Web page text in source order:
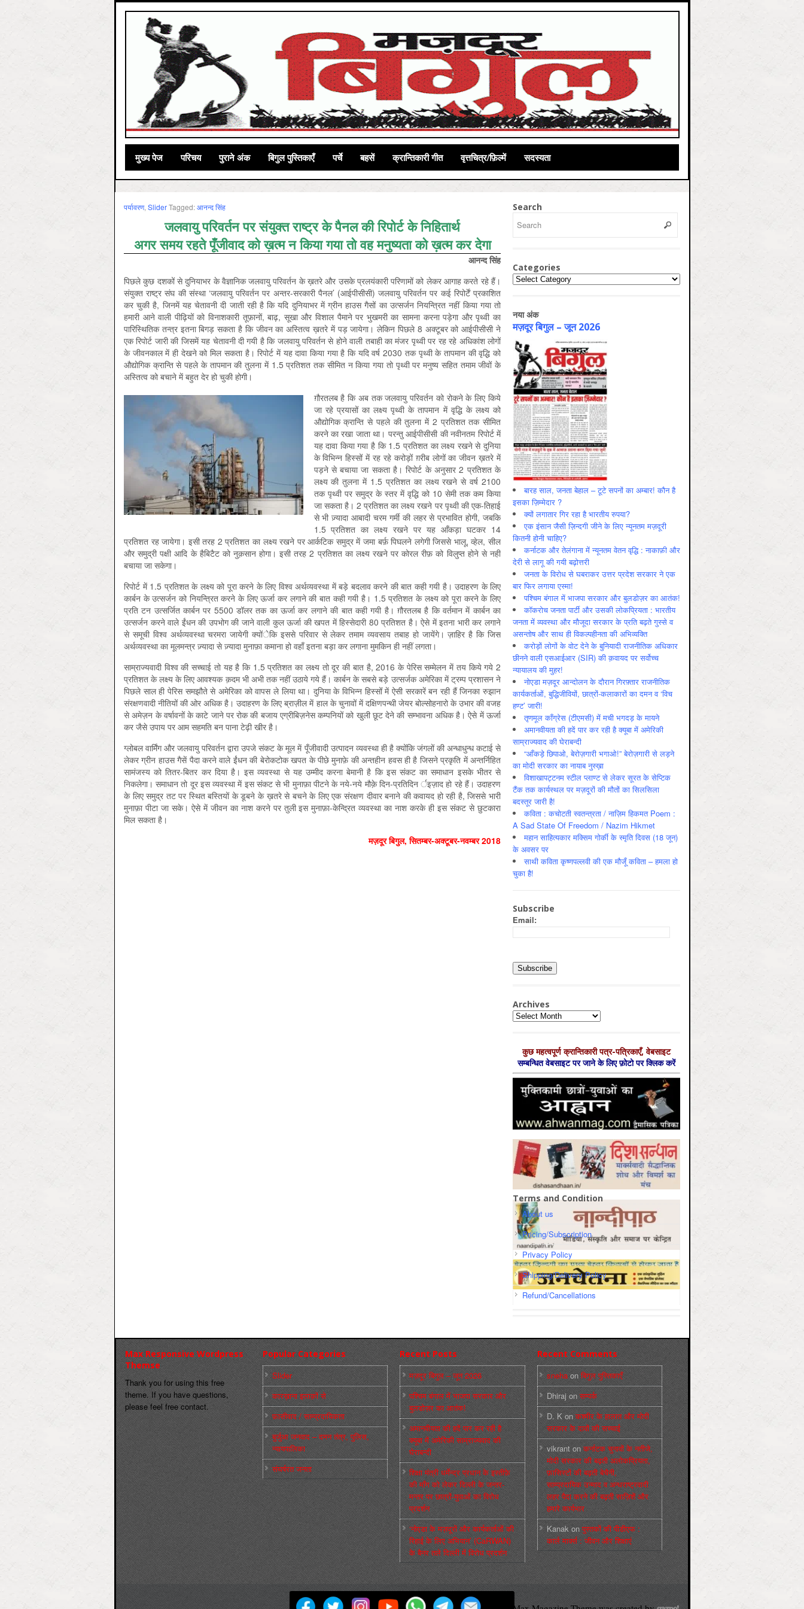
मुख्‍य पेज परिचय पुराने अंक बिगुल पुस्तिकाएँ पर्चे बहसें क्रान्तिकारी गीत वृत्तचित्र/फ़िल्में सदस्यता
पर्यावरण, SliderTagged:आनन्‍द सिंह
जलवायु परिवर्तन पर संयुक्त राष्ट्र के पैनल की रिपोर्ट के निहितार्थ
अगर समय रहते पूँजीवाद को ख़त्म न किया गया तो वह मनुष्यता को ख़त्म कर देगा
आनन्द सिंह
पिछले कुछ दशकों से दुनियाभर के वैज्ञानिक जलवायु परिवर्तन के ख़तरे और उसके प्रलयंकारी परिणामों को लेकर आगाह करते रहे हैं।
संयुक्त राष्ट्र संघ की संस्था ‘जलवायु परिवर्तन पर अन्तर-सरकारी पैनल’ (आईपीसीसी) जलवायु परिवर्तन पर कई रिपोर्टें प्रकाशित
कर चुकी है, जिनमें यह चेतावनी दी जाती रही है कि यदि दुनियाभर में ग्रीन हाउस गैसों का उत्सर्जन नियन्त्रित नहीं किया गया तो
हमारी आने वाली पीढ़ि‍यों को विनाशकारी तूफ़ानों, बाढ़, सूखा और विशाल पैमाने पर भुखमरी का सामना करना पड़ेगा और पृथ्वी का
पारिस्थितिक तन्त्र इतना बिगड़ सकता है कि जीवन का अस्तित्व ख़तरे में पड़ जायेगा। लेकिन पिछले 8 अक्टूबर को आईपीसीसी ने
एक रिपोर्ट जारी की जिसमें यह चेतावनी दी गयी है कि जलवायु परिवर्तन से होने वाली तबाही का मंजर पृथ्वी पर रह रहे अधिकांश लोगों
के जीवनकाल में ही देखने को मिल सकता है। रिपोर्ट में यह दावा किया गया है कि यदि वर्ष 2030 तक पृथ्वी के तापमान की वृद्धि को
औद्योगिक क्रान्ति से पहले के तापमान की तुलना में 1.5 प्रतिशत तक सीमित न किया गया तो पृथ्वी पर मनुष्य सहित तमाम जीवों के
अस्तित्व को बचाने में बहुत देर हो चुकी होगी।
ग़ौरतलब है कि अब तक जलवायु परिवर्तन को रोकने के लिए किये
जा रहे प्रयासों का लक्ष्य पृथ्वी के तापमान में वृद्धि के लक्ष्य को
औद्योगिक क्रान्ति से पहले की तुलना में 2 प्रतिशत तक सीमित
करने का रखा जाता था। परन्तु आईपीसीसी की नवीनतम रिपोर्ट में
यह दावा किया गया है कि 1.5 प्रतिशत का लक्ष्य रखने से दुनिया
के विभिन्न हिस्सों में रह रहे करोड़ों ग़रीब लोगों का जीवन ख़तरे में
पड़ने से बचाया जा सकता है। रिपोर्ट के अनुसार 2 प्रतिशत के
लक्ष्य की तुलना में 1.5 प्रतिशत का लक्ष्य रखने से वर्ष 2100
तक पृथ्वी पर समुद्र के स्तर में वृद्धि को 10 सेमी तक कम किया
जा सकता है। 2 प्रतिशत का लक्ष्य रखने पर पृथ्वी की एक-तिहाई
से भी ज़्यादा आबादी चरम गर्मी की लहर से प्रभावित होगी, जबकि
1.5 प्रतिशत का लक्ष्य रखने पर यह आँकड़ा घटकर 14
प्रतिशत रह जायेगा। इसी तरह 2 प्रतिशत का लक्ष्य रखने पर आर्कटिक समुद्र में जमा बर्फ़ पिघलने लगेगी जिससे भालू, व्हेल, सील
और समुद्री पक्षी आदि के हैबिटैट को नुक़सान होगा। इसी तरह 2 प्रतिशत का लक्ष्य रखने पर कोरल रीफ़ को विलुप्त होने से नहीं
बचाया जा सकेगा।
रिपोर्ट में 1.5 प्रतिशत के लक्ष्य को पूरा करने के लिए विश्व अर्थव्यवस्था में बड़े बदलाव करने की बात कही गयी है। उदाहरण के लिए
कार्बन के उत्सर्जन को नियन्त्रि‍त करने के लिए ऊर्जा कर लगाने की बात कही गयी है। 1.5 प्रतिशत के लक्ष्य को पूरा करने के लिए
प्रति टन उत्सर्जित कार्बन पर 5500 डॉलर तक का ऊर्जा कर लगाने की बात कही गयी है। ग़ौरतलब है कि वर्तमान में कार्बन का
उत्सर्जन करने वाले ईंधन की उपभोग की जाने वाली कुल ऊर्जा की खपत में हिस्सेदारी 80 प्रतिशत है। ऐसे में इतना भारी कर लगाने
से समूची विश्व अर्थव्यवस्था चरमरा जायेगी क्योंेकि इससे परिवार से लेकर तमाम व्यवसाय तबाह हो जायेंगे। ज़ाहिर है कि जिस
अर्थव्यवस्था का मूलमन्त्र ज़्यादा से ज़्यादा मुनाफ़ा कमाना हो वहाँ इतना बड़ा कर लगाना मुमकिन ही नहीं लगता।
साम्राज्यवादी विश्व की सच्चाई तो यह है कि 1.5 प्रतिशत का लक्ष्य तो दूर की बात है, 2016 के पेरिस सम्मेलन में तय किये गये 2
प्रतिशत के लक्ष्य के लिए आवश्यक क़दम भी अभी तक नहीं उठाये गये हैं। कार्बन के सबसे बड़े उत्सर्जक अमेरिका में ट्रम्प प्रशासन ने
पिछले साल ही पेरिस समझौते से अमेरिका को वापस ले लिया था। दुनिया के विभिन्न हिस्सोंं में ऐसी सरकारें बन रही हैं जिनका रुझान
संरक्षणवादी नीतियों की ओर अधिक है। उदाहरण के लिए ब्राज़ील में हाल के चुनावों में दक्षिणपन्थी जेयर बोल्सोहनारो के उभार की वजह
से अमेज़न के वर्षावनों के काटे जाने पर रोक की बजाय एग्रीबिज़नेस कम्पनियों को खुली छूट देने की सम्भावना अधिक है। ऐसे में ऊर्जा
कर जैसे उपाय पर आम सहमति बन पाना टेढ़ी खीर है।
ग्लोबल वार्मिंग और जलवायु परिवर्तन द्वारा उपजे संकट के मूल में पूँजीवादी उत्पादन व्यवस्था ही है क्योंकि जंगलों की अन्धाधुन्ध कटाई से
लेकर ग्रीन हाउस गैसें पैदा करने वाले ईंधन की बेरोकटोक खपत के पीछे मुनाफ़े की अन्तहीन हवस ही है जिसने प्रकृति में अन्तर्निहित
सामंजस्य को तितर-बितर कर दिया है। इस व्यवस्था से यह उम्मीद करना बेमानी है कि इस संकट का समाधान इसके भीतर से
निकलेगा। समाधान तो दूर इस व्यवस्था में इस संकट से भी मुनाफ़ा पीटने के नये-नये मौक़े दिन-प्रतिदिन र्इज़ाद हो रहे हैं। उदाहरण
के लिए समुद्र तट पर स्थित बस्तियों के डूबने के ख़तरे से बचने के लिए एक संरक्षण दीवार बनाने की कवायद हो रही है, जिससे भारी
मुनाफ़ा पीटा जा सके। ऐसे में जीवन का नाश करने पर तुली इस मुनाफ़ा-केन्द्रित व्यवस्था का नाश करके ही इस संकट से छुटकारा
मिल सकता है।
मज़दूर बिगुल, सितम्‍बर-अक्‍टूबर-नवम्‍बर 2018
Search
Categories
Categories
नया अंक
मज़दूर बिगुल – जून 2026
बारह साल, जनता बेहाल – टूटे सपनों का अम्बार! कौन है
इसका ज़िम्मेदार ?
क्यों लगातार गिर रहा है भारतीय रुपया?
एक इंसान जैसी ज़िन्दगी जीने के लिए न्यूनतम मज़दूरी
कितनी होनी चाहिए?
कर्नाटक और तेलंगाना में न्यूनतम वेतन वृद्धि : नाकाफ़ी और
देरी से लागू की गयी बढ़ोत्तरी
जनता के विरोध से घबराकर उत्तर प्रदेश सरकार ने एक
बार फिर लगाया एस्मा!
पश्चिम बंगाल में भाजपा सरकार और बुलडोज़र का आतंक!
कॉकरोच जनता पार्टी और उसकी लोकप्रियता : भारतीय
जनता में व्‍यवस्‍था और मौजूदा सरकार के प्रति बढ़ते गुस्‍से व
असन्‍तोष और साथ ही विकल्‍पहीनता की अभिव्‍यक्ति
करोड़ों लोगों के वोट देने के बुनियादी राजनीतिक अधिकार
छीनने वाली एसआईआर (SIR) की क़वायद पर सर्वोच्च
न्यायालय की मुहर!
नोएडा मज़दूर आन्दोलन के दौरान गिरफ़्तार राजनीतिक
कार्यकर्ताओं, बुद्धिजीवियों, छात्रों-कलाकारों का दमन व ‘विच
हण्ट’ जारी!
तृणमूल काँग्रेस (टीएमसी) में मची भगदड़ के मायने
अमानवीयता की हदें पार कर रही है क्यूबा में अमेरिकी
साम्राज्यवाद की घेराबन्दी
“आँकड़े छिपाओ, बेरोज़गारी भगाओ!” बेरोज़गारी से लड़ने
का मोदी सरकार का नायाब नुस्ख़ा
विशाखापट्टनम स्टील प्लाण्ट से लेकर सूरत के सेप्टिक
टैंक तक कार्यस्थल पर मज़दूरों की मौतों का सिलसिला
बदस्तूर जारी है!
कविता : कचोटती स्वतन्त्रता / नाज़िम हिकमत Poem :
A Sad State Of Freedom / Nazim Hikmet
महान साहित्यकार मक्सिम गोर्की के स्मृति दिवस (18 जून)
के अवसर पर
साथी कविता कृष्णपल्लवी की एक मौजूँ कविता – हमला हो
चुका है!
Subscribe
Email:
Archives
Archives
कुछ महत्‍वपूर्ण क्रान्तिकारी पत्र-पत्रिकाएँ, वेबसाइट
सम्‍बन्धित वेबसाइट पर जाने के लिए फ़ोटो पर क्लिक करें
Terms and Condition
About us
Pricing/Subscription
Privacy Policy
Shipping/Delivery Policy
Refund/Cancellations
Max Responsive Wordpress
Themse
Thank you for using this free
theme. If you have questions,
please feel free contact.
Popular Categories
Slider
कारख़ाना इलाक़ों से
फ़ासीवाद / साम्‍प्रदायिकता
बुर्जुआ जनवाद – दमन तंत्र, पुलिस,
न्‍यायपालिका
संघर्षरत जनता
Recent Posts
मज़दूर बिगुल – जून 2026
पश्चिम बंगाल में भाजपा सरकार और
बुलडोज़र का आतंक!
अमानवीयता की हदें पार कर रही है
क्यूबा में अमेरिकी साम्राज्यवाद की
घेराबन्दी
शिक्षा मंत्री धर्मेन्द्र प्रधान के इस्तीफ़े
की माँग को लेकर दिल्ली के जन्तर-
मन्तर पर छात्रों-युवाओं का विरोध
प्रदर्शन
‘नोएडा के मज़दूरों और कार्यकर्ताओं की
रिहाई के लिए अभियान’ (CaRWAN)
के बैनर तले दिल्ली में विरोध प्रदर्शन
Recent Comments
snehaonबिगुल पुस्तिकाएँ
Dhirajon सम्पर्क
D. Konकश्मीर के हालात और मोदी
सरकार के दावों की सच्चाई
vikrantonकर्नाटक चुनावों के नतीजे,
मोदी सरकार की बढ़ती अलोकप्रियता,
फ़ासिस्टों की बढ़ती बेचैनी,
साम्प्रदायिक उन्माद व अन्धराष्ट्रवादी
लहर पैदा करने की बढ़ती साज़िशें और
हमारे कार्यभार
Kanakonपुस्‍तकों की पीडीएफ :
कार्ल मार्क्‍स : जीवन और शिक्षाएं
मज़दूर बिगुल Powered by
WordPress